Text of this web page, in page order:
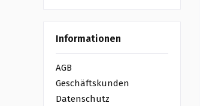
Informationen
AGB
Geschäftskunden
Datenschutz